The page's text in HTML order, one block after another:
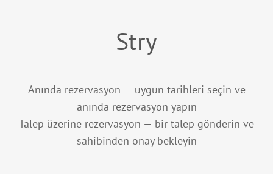
Stry
Anında rezervasyon — uygun tarihleri seçin ve
anında rezervasyon yapın
Talep üzerine rezervasyon — bir talep gönderin ve
sahibinden onay bekleyin